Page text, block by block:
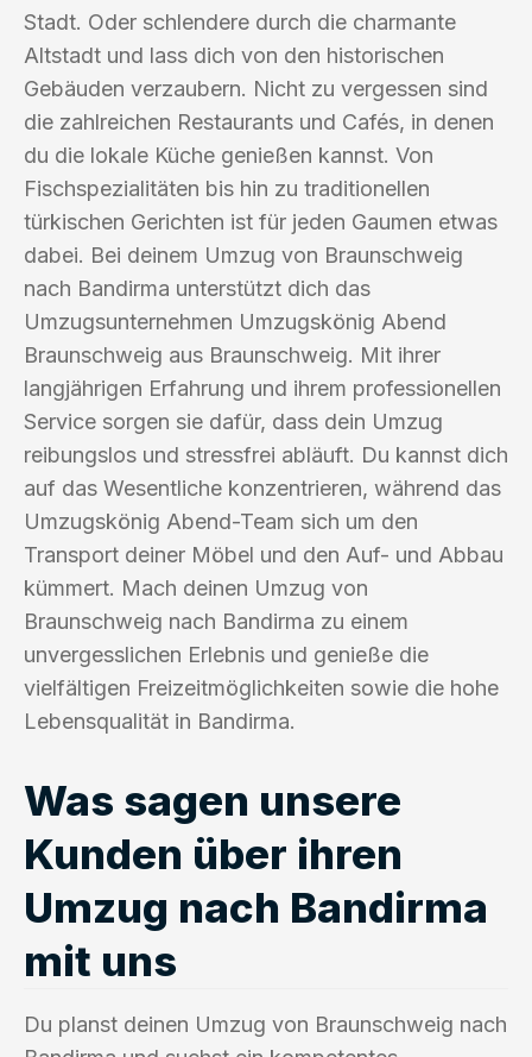
Stadt. Oder schlendere durch die charmante
Altstadt und lass dich von den historischen
Gebäuden verzaubern. Nicht zu vergessen sind
die zahlreichen Restaurants und Cafés, in denen
du die lokale Küche genießen kannst. Von
Fischspezialitäten bis hin zu traditionellen
türkischen Gerichten ist für jeden Gaumen etwas
dabei. Bei deinem Umzug von Braunschweig
nach Bandirma unterstützt dich das
Umzugsunternehmen Umzugskönig Abend
Braunschweig aus Braunschweig. Mit ihrer
langjährigen Erfahrung und ihrem professionellen
Service sorgen sie dafür, dass dein Umzug
reibungslos und stressfrei abläuft. Du kannst dich
auf das Wesentliche konzentrieren, während das
Umzugskönig Abend-Team sich um den
Transport deiner Möbel und den Auf- und Abbau
kümmert. Mach deinen Umzug von
Braunschweig nach Bandirma zu einem
unvergesslichen Erlebnis und genieße die
vielfältigen Freizeitmöglichkeiten sowie die hohe
Lebensqualität in Bandirma.
Was sagen unsere
Kunden über ihren
Umzug nach Bandirma
mit uns
Du planst deinen Umzug von Braunschweig nach